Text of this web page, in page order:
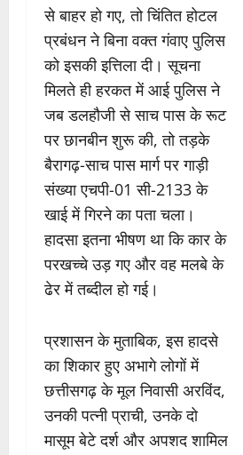
से बाहर हो गए, तो चिंतित होटल
प्रबंधन ने बिना वक्त गंवाए पुलिस
को इसकी इत्तिला दी। सूचना
मिलते ही हरकत में आई पुलिस ने
जब डलहौजी से साच पास के रूट
पर छानबीन शुरू की, तो तड़के
बैरागढ़-साच पास मार्ग पर गाड़ी
संख्या एचपी-01 सी-2133 के
खाई में गिरने का पता चला।
हादसा इतना भीषण था कि कार के
परखच्चे उड़ गए और वह मलबे के
ढेर में तब्दील हो गई।
प्रशासन के मुताबिक, इस हादसे
का शिकार हुए अभागे लोगों में
छत्तीसगढ़ के मूल निवासी अरविंद,
उनकी पत्नी प्राची, उनके दो
मासूम बेटे दर्श और अपशद शामिल